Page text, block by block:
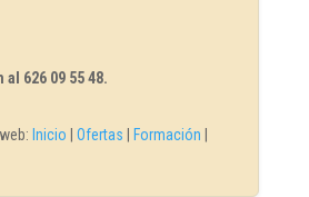
626 09 55 48.
Inicio Ofertas Formación